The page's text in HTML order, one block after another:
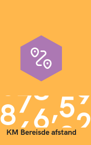
900,00
KM Bereisde afstand